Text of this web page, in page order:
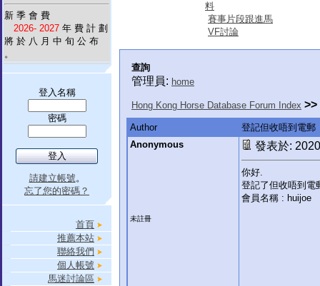
新 季 會 費
2026- 2027 年 費 計 劃
將 於 八 月 中 旬 公 布
。
登入名稱
密碼
請建立帳號。
忘了您的密碼？
首頁
推薦本站
聯絡我們
個人帳號
馬迷討論區
料
賽事片段跟進馬
VF討論
查詢
管理員: home
Hong Kong Horse Database Forum Index >>
Author
登記但收唔到電郵
Anonymous
未註冊
發表於:
你好.
登記了但收唔到電
會員名稱 : huijoe